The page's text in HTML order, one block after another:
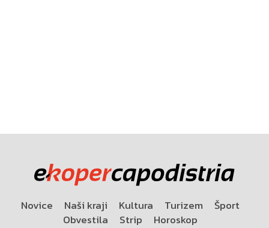
Novice Naši kraji Kultura Turizem
Šport
Obvestila
Strip Horoskop